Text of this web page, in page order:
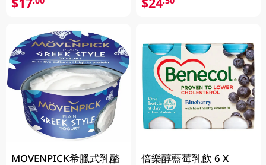
MOVENPICK希臘式乳酪
倍樂醇藍莓乳飲 6 X